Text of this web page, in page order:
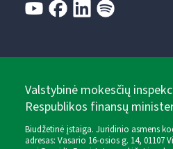
Valstybinė mokesčių
Respublikos finansų
Biudžetinė įstaiga. Juridinio asmens
adresas: Vasario 16-osios g. 14, 01107